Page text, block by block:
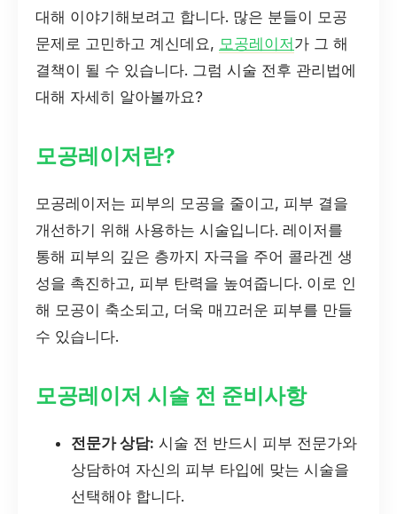
대해 이야기해보려고 합니다. 많은 분들이 모공
문제로 고민하고 계신데요, 모공레이저 가 그 해
결책이 될 수 있습니다. 그럼 시술 전후 관리법에
대해 자세히 알아볼까요?
모공레이저란?
모공레이저는 피부의 모공을 줄이고, 피부 결을
개선하기 위해 사용하는 시술입니다. 레이저를
통해 피부의 깊은 층까지 자극을 주어 콜라겐 생
성을 촉진하고, 피부 탄력을 높여줍니다. 이로 인
해 모공이 축소되고, 더욱 매끄러운 피부를 만들
수 있습니다.
모공레이저 시술 전 준비사항
전문가 상담: 시술 전 반드시 피부 전문가와
상담하여 자신의 피부 타입에 맞는 시술을
선택해야 합니다.